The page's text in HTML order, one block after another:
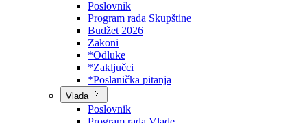
Skupština
Poslovnik
Program rada Skupštine
Budžet 2026
Zakoni
*Odluke
*Zaključci
*Poslanička pitanja